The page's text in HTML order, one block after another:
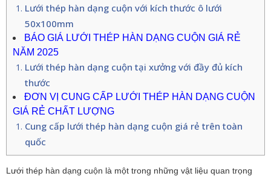
Lưới thép hàn dạng cuộn với kích thước ô lưới
50x100mm
BÁO GIÁ LƯỚI THÉP HÀN DẠNG CUỘN GIÁ RẺ
NĂM 2025
Lưới thép hàn dạng cuộn tại xưởng với đầy đủ kích
thước
ĐƠN VỊ CUNG CẤP LƯỚI THÉP HÀN DẠNG CUỘN
GIÁ RẺ CHẤT LƯỢNG
Cung cấp lưới thép hàn dạng cuộn giá rẻ trên toàn
quốc
Lưới thép hàn dạng cuộn là một trong những vật liệu quan trọng